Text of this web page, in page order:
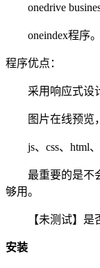
onedrive
oneindex程序。
程序优点：
采用响应式设计
图片在线预览，
js、css、html、
最重要的是不会
够用。
【未测试】是否
安装